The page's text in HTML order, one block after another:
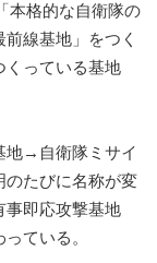
本格的な自衛隊の
線基地」をつく
くっている基地
地→自衛隊ミサイ
たびに名称が変
事即応攻撃基地
ている。